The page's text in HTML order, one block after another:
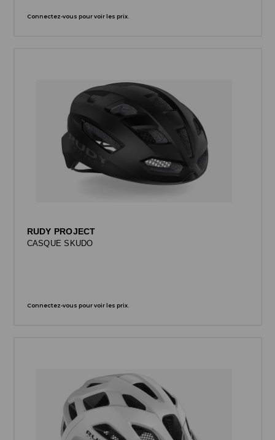
Connectez-vous pour voir les prix.
RUDY PROJECT
CASQUE SKUDO
Connectez-vous pour voir les prix.